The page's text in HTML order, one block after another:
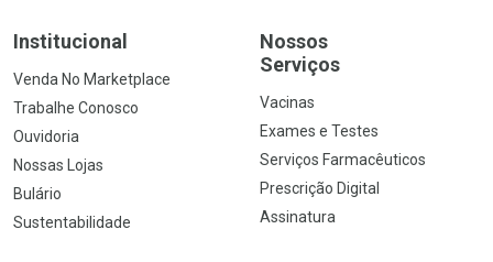
Institucional
Venda No Marketplace
Trabalhe Conosco
Ouvidoria
Nossas Lojas
Bulário
Sustentabilidade
Nossos
Serviços
Vacinas
Exames e Testes
Serviços Farmacêuticos
Prescrição Digital
Assinatura